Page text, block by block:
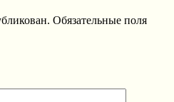
Обязательные поля